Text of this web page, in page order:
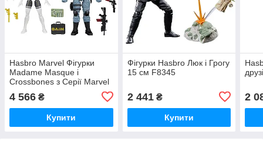
Hasbro Marvel Фігурки
Madame Masque і
Crossbones з Серії Marvel
4 566 ₴
Купити
Фігурки Hasbro Люк і Грогу
15 см F8345
2 441₴
Купити
2